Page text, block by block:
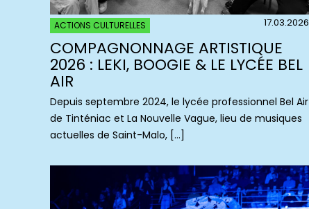
ACTIONS CULTURELLES 17.03.2026
COMPAGNONNAGE ARTISTIQUE
2026 : LEKI, BOOGIE & LE LYCÉE BEL
AIR
Depuis septembre 2024, le lycée professionnel Bel Air
de Tinténiac et La Nouvelle Vague, lieu de musiques
actuelles de Saint-Malo, […]